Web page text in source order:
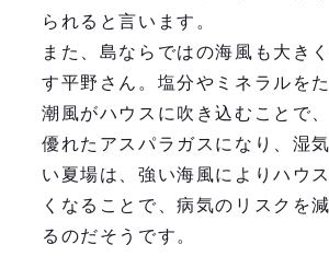
られると言います。
また、島ならではの海風も大き
す平野さん。塩分やミネラルを
潮風がハウスに吹き込むことで
優れたアスパラガスになり、湿
い夏場は、強い海風によりハウ
くなることで、病気のリスクを
るのだそうです。